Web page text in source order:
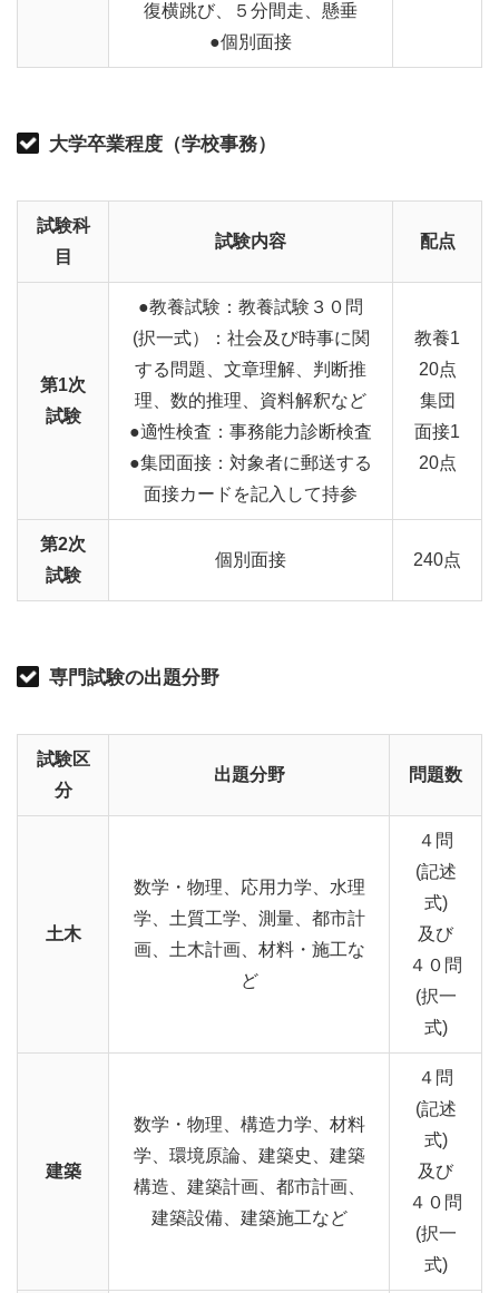
復横跳び、５分間走、懸垂
●個別面接
大学卒業程度（学校事務）
試験科
目
試験内容 配点
第1次
試験
●教養試験：教養試験３０問
(択一式）：社会及び時事に関
する問題、文章理解、判断推
理、数的推理、資料解釈など
●適性検査：事務能力診断検査
●集団面接：対象者に郵送する
面接カードを記入して持参
教養1
20点
集団
面接1
20点
第2次
試験
個別面接 240点
専門試験の出題分野
試験区
分
出題分野 問題数
土木
数学・物理、応用力学、水理
学、土質工学、測量、都市計
画、土木計画、材料・施工な
ど
４問
(記述
式)
及び
４０問
(択一
式)
建築
数学・物理、構造力学、材料
学、環境原論、建築史、建築
構造、建築計画、都市計画、
建築設備、建築施工など
４問
(記述
式)
及び
４０問
(択一
式)